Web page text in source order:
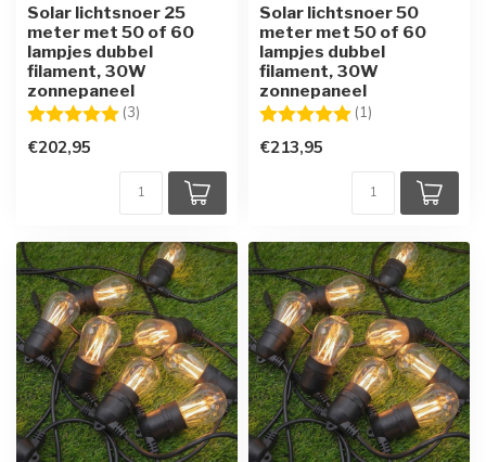
Solar lichtsnoer 25
meter met 50 of 60
lampjes dubbel
filament, 30W
zonnepaneel
Beoordeling: (3)
€202,95
Solar lichtsnoer 50
meter met 50 of 60
lampjes dubbel
filament, 30W
zonnepaneel
Beoordeling: (1)
€213,95